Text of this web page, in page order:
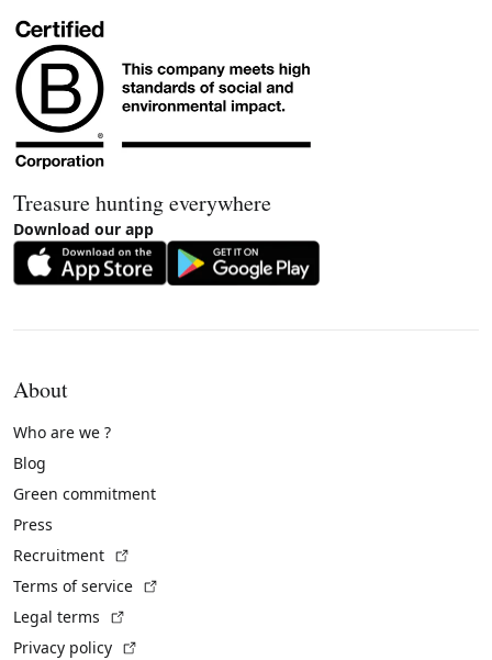
Treasure hunting everywhere
Download our app
About
Who are we ?
Blog
Green commitment
Press
Recruitment
Terms of service
Legal terms
Privacy policy